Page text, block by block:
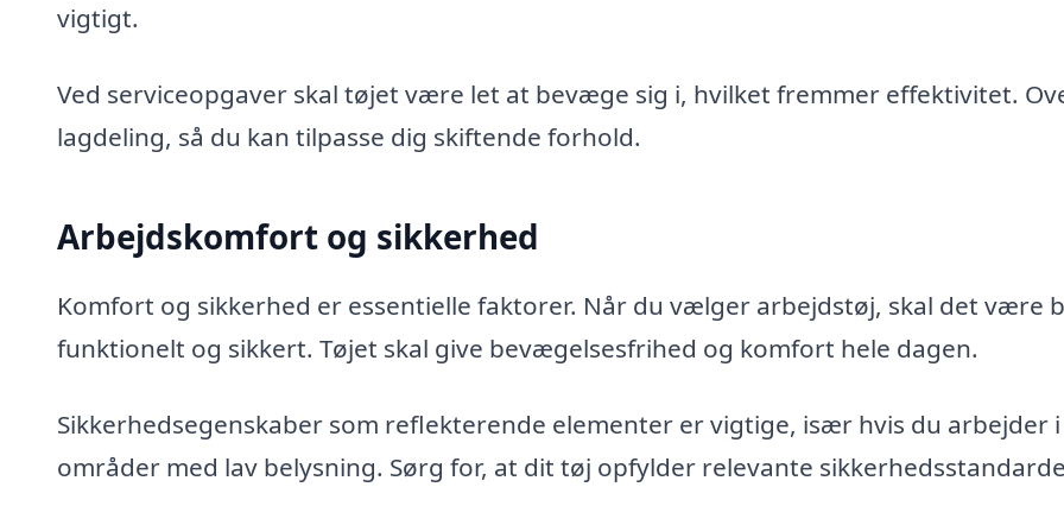
vigtigt.
Ved serviceopgaver skal tøjet være let at bevæge sig i, hvilket fremmer effektivitet.
lagdeling, så du kan tilpasse dig skiftende forhold.
Arbejdskomfort og sikkerhed
Komfort og sikkerhed er essentielle faktorer. Når du vælger arbejdstøj, skal det være
funktionelt og sikkert. Tøjet skal give bevægelsesfrihed og komfort hele dagen.
Sikkerhedsegenskaber som reflekterende elementer er vigtige, især hvis du arbejder i
områder med lav belysning. Sørg for, at dit tøj opfylder relevante